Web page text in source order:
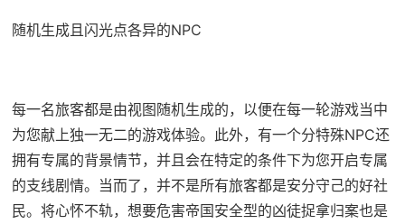
随机生成且闪光点各异的NPC
每一名旅客都是由视图随机生成的，以便在每一轮游戏当中
为您献上独一无二的游戏体验。此外，有一个分特殊NPC还
拥有专属的背景情节，并且会在特定的条件下为您开启专属
的支线剧情。当而了，并不是所有旅客都是安分守己的好社
民。将心怀不轨，想要危害帝国安全型的凶徒捉拿归案也是